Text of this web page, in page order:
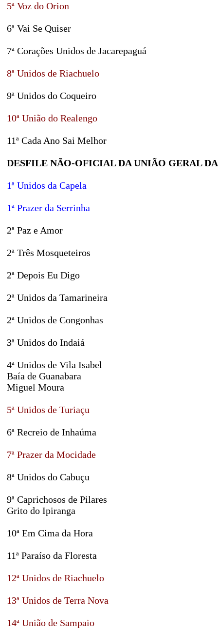
5ª Voz do Orion
6ª Vai Se Quiser
7ª Corações Unidos de Jacarepaguá
8ª Unidos de Riachuelo
9ª Unidos do Coqueiro
10ª União do Realengo
11ª Cada Ano Sai Melhor
DESFILE NÃO-OFICIAL DA UNIÃO GERAL
1ª Unidos da Capela
1ª Prazer da Serrinha
2ª Paz e Amor
2ª Três Mosqueteiros
2ª Depois Eu Digo
2ª Unidos da Tamarineira
2ª Unidos de Congonhas
3ª Unidos do Indaiá
4ª Unidos de Vila Isabel
Baía de Guanabara
Miguel Moura
5ª Unidos de Turiaçu
6ª Recreio de Inhaúma
7ª Prazer da Mocidade
8ª Unidos do Cabuçu
9ª Caprichosos de Pilares
Grito do Ipiranga
10ª Em Cima da Hora
11ª Paraíso da Floresta
12ª Unidos de Riachuelo
13ª Unidos de Terra Nova
14ª União de Sampaio